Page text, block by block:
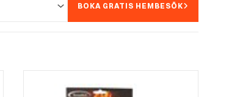
BOKA GRATIS HEMBESÖK